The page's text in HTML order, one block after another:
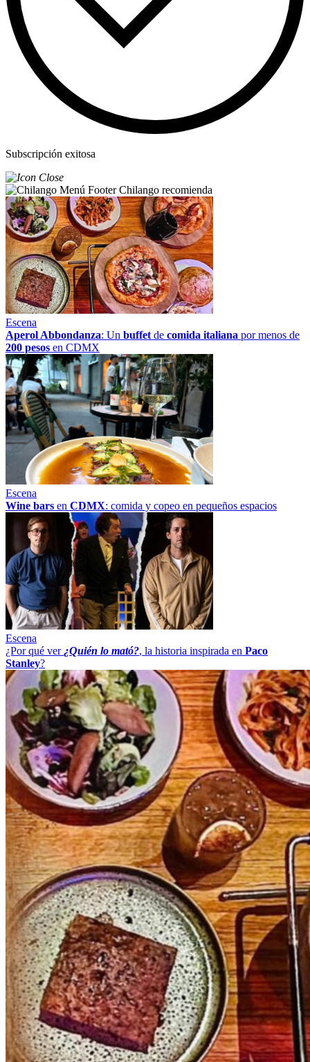
Subscripción exitosa
Chilango recomienda
Escena
Aperol Abbondanza: Un buffetde comida italiana por menos de
200 pesos en CDMX
Escena
Wine bars en CDMX: comida y copeo en pequeños espacios
Escena
¿Por qué ver¿Quién lo mató?, la historia inspirada en Paco
Stanley?